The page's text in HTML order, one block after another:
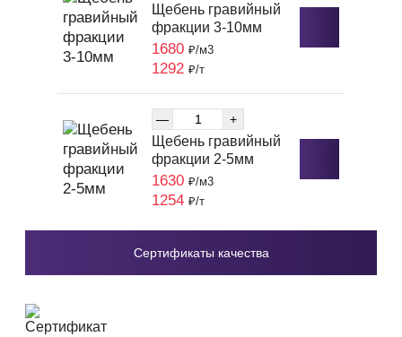
Щебень гравийный
фракции 3-10мм
1680 ₽/м3
1292 ₽/т
— +
Щебень гравийный
фракции 2-5мм
1630 ₽/м3
1254 ₽/т
Сертификаты качества